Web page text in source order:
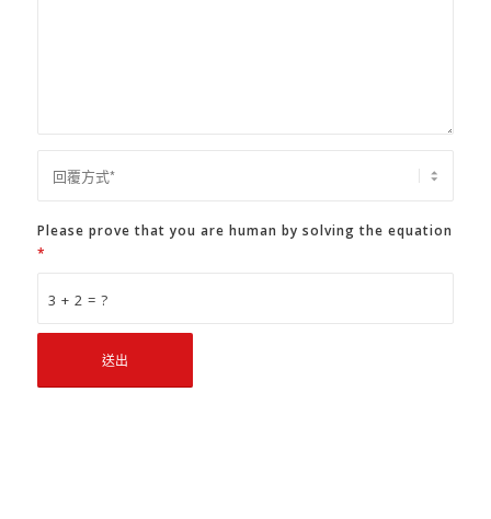
3 + 2 = ?
Please prove that you are human by solving the equation
*